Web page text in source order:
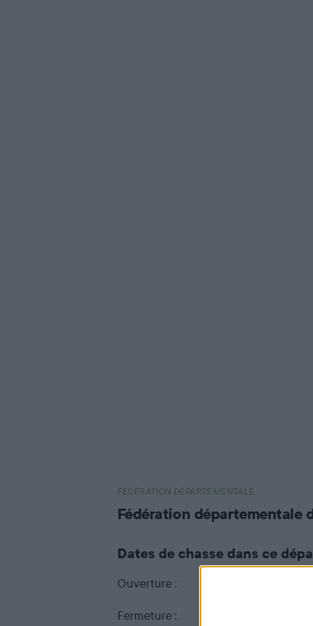
FÉDÉRATION DÉPARTEMENTALE
Fédération départementale
Dates de chasse dans ce
Ouverture :
Fermeture :
28 février 2027